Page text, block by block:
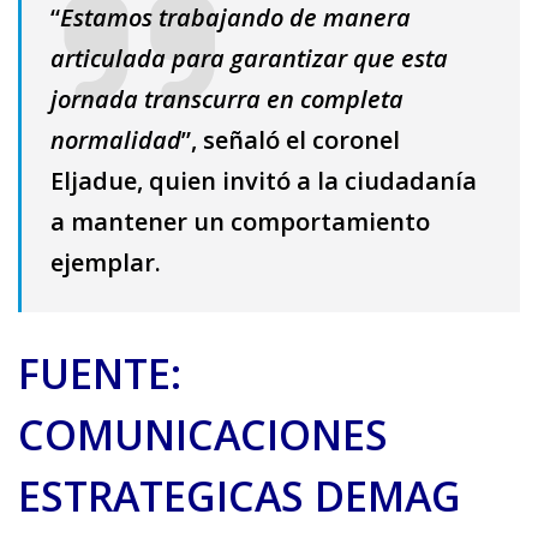
“Estamos trabajando de manera
articulada para garantizar que esta
jornada transcurra en completa
normalidad”, señaló el coronel
Eljadue, quien invitó a la ciudadanía
a mantener un comportamiento
ejemplar.
FUENTE:
COMUNICACIONES
ESTRATEGICAS DEMAG